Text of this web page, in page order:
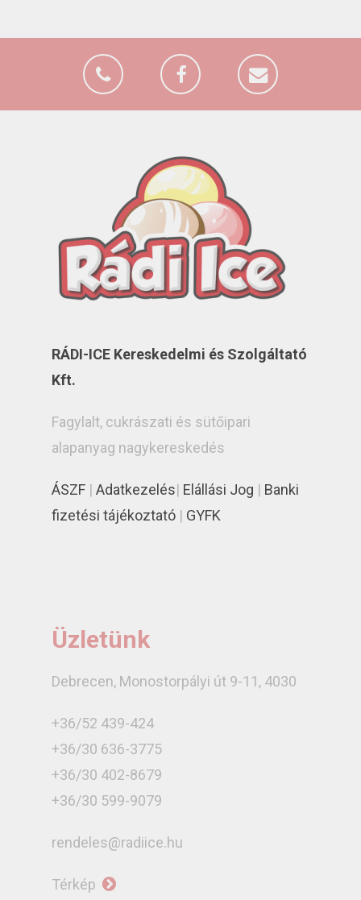
RÁDI-ICE Kereskedelmi és Szolgáltató
Kft.
Fagylalt, cukrászati és sütőipari
alapanyag nagykereskedés
ÁSZF | Adatkezelés| Elállási Jog | Banki
fizetési tájékoztató | GYFK
Üzletünk
Debrecen, Monostorpályi út 9-11, 4030
+36/52 439-424
+36/30 636-3775
+36/30 402-8679
+36/30 599-9079
rendeles@radiice.hu
Térkép